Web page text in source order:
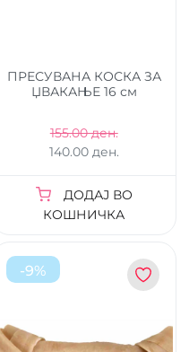
ПРЕСУВАНА КОСКА ЗА
ЏВАКАЊЕ 16 см
155.00 ден.
140.00 ден.
ДОДАЈ ВО
КОШНИЧКА
-9%